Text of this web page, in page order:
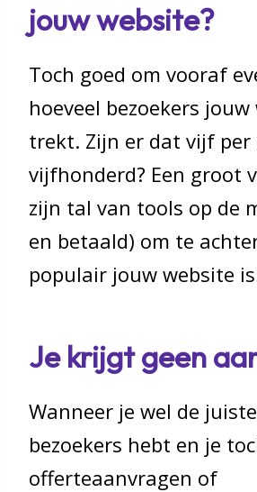
jouw website?
Toch goed om vooraf
hoeveel bezoekers
trekt. Zijn er dat vijf per
vijfhonderd? Een groot
zijn tal van tools op de
en betaald) om te
populair jouw website
Je krijgt geen
Wanneer je wel de
bezoekers hebt en je
offerteaanvragen of